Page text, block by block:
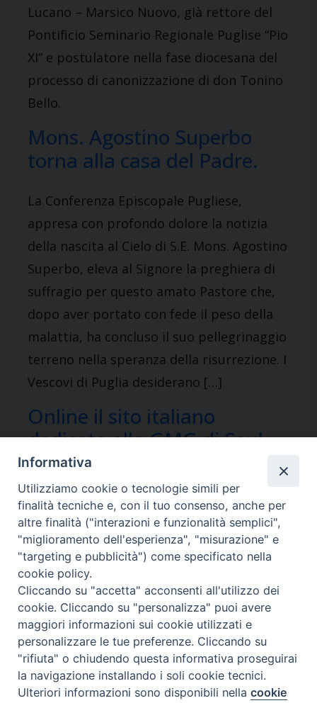
Lucano – Marsico Nuovo, già rettore del
Pontificio Seminario Regionale Puglise “Pio
XI” e postulatore nella fase diocesana del
processo di canonizzazione di don Tonino
Bello.
Mons. Agostino Superbo
torna alla casa del Padre.
La Conferenza Episcopale Pugliese,
appresa con profondo dolore la notizia
della nascita al Cielo di S.E. Mons. Agostino
Superbo, eleva al Signore la preghiera di
suffragio per questo amato Pastore che,
dopo aver portato con fede il peso della
malattia, ha concluso il suo pellegrinaggio
terreno nella speranza della risurrezione. I
Vescovi di Puglia desiderano […]
Online il sito italiano
dedicato alla GMG di Seul
La prossima GMG si terrà in Asia,
precisamente a Seul, nella Repubblica di
Corea. Il servizio nazionale di pastorale
giovanile ha distribuito il portale italiano
dove, oltre alle notizie, ospita documenti,
sussidi e una gallery foto-video.
Preferenze Cookie
Informativa
Utilizziamo cookie o tecnologie simili per
finalità tecniche e, con il tuo consenso, anche per
altre finalità ("interazioni e funzionalità semplici",
"miglioramento dell'esperienza", "misurazione" e
"targeting e pubblicità") come specificato nella
cookie policy.
Cliccando su "accetta" acconsenti all'utilizzo dei
cookie. Cliccando su "personalizza" puoi avere
maggiori informazioni sui cookie utilizzati e
personalizzare le tue preferenze. Cliccando su
"rifiuta" o chiudendo questa informativa proseguirai
la navigazione installando i soli cookie tecnici.
Ulteriori informazioni sono disponibili nellacookie